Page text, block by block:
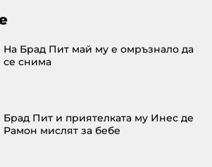
На Брад Пит май му е омръзнало да
се снима
Брад Пит и приятелката му Инес де
Рамон мислят за бебе